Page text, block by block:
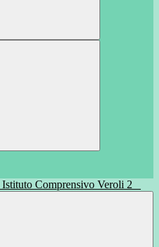
Istituto Comprensivo Veroli 2